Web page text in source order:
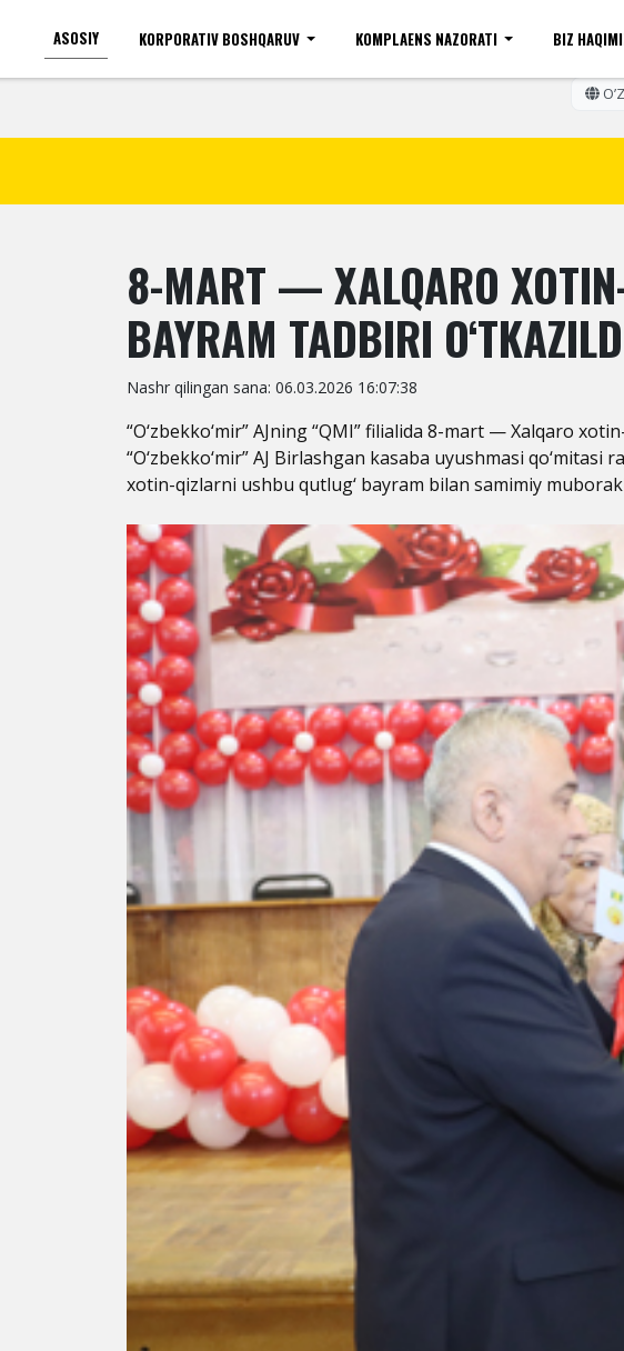
Ko'zi ojizlar uchun Shrift kattaligi
ASOSIY KORPORATIV BOSHQARUV KOMPLAENS NAZORATI BIZ
8-MART — XALQARO
BAYRAM TADBIRI
Nashr qilingan sana: 06.03.2026 16:07:38
“O‘zbekko‘mir” AJning “QMI” filialida 8-mart — Xalqaro
“O‘zbekko‘mir” AJ Birlashgan kasaba uyushmasi
xotin-qizlarni ushbu qutlug‘ bayram bilan samimiy